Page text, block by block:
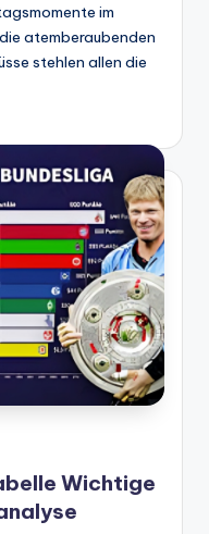
im
atemberaubenden
stehlen allen die
Wichtige